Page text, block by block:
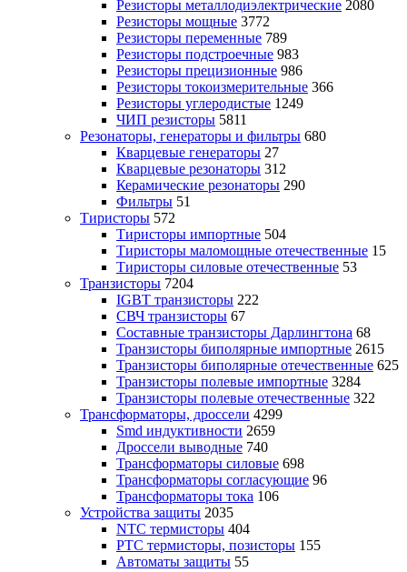
Резисторы металлодиэлектрические 2080
Резисторы мощные 3772
Резисторы переменные 789
Резисторы подстроечные 983
Резисторы прецизионные 986
Резисторы токоизмерительные 366
Резисторы углеродистые 1249
ЧИП резисторы 5811
Резонаторы, генераторы и фильтры 680
Кварцевые генераторы 27
Кварцевые резонаторы 312
Керамические резонаторы 290
Фильтры 51
Тиристоры 572
Тиристоры импортные 504
Тиристоры маломощные отечественные 15
Тиристоры силовые отечественные 53
Транзисторы 7204
IGBT транзисторы 222
СВЧ транзисторы 67
Составные транзисторы Дарлингтона 68
Транзисторы биполярные импортные 2615
Транзисторы биполярные отечественные 625
Транзисторы полевые импортные 3284
Транзисторы полевые отечественные 322
Трансформаторы, дроссели 4299
Smd индуктивности 2659
Дроссели выводные 740
Трансформаторы силовые 698
Трансформаторы согласующие 96
Трансформаторы тока 106
Устройства защиты 2035
NTC термисторы 404
PTC термисторы, позисторы 155
Автоматы защиты 55